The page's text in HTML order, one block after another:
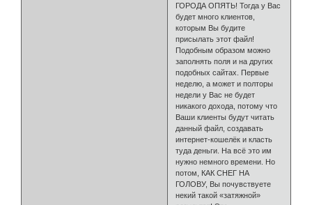
ГОРОДА ОПЯТЬ! Тогда у Вас
будет много клиентов,
которым Вы будите
присылать этот файл!
Подобным образом можно
запол­нять поля и на других
подобных сайтах. Первые
неделю, а может и полторы
не­дели у Вас не будет
никакого дохода, потому что
Ваши клиенты будут чи­тать
данный файл, создавать
интернет-кошелёк и класть
туда деньги. На всё это им
нужно немного времени. Но
потом, КАК СНЕГ НА
ГОЛОВУ, Вы почувствуете
некий такой «затяжной»